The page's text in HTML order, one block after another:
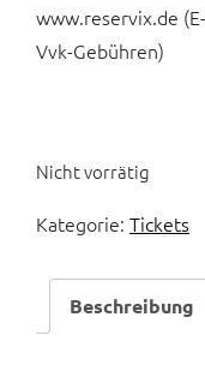
www.reservix.de
Vvk-Gebühren)
Nicht vorrätig
Kategorie: Tickets
Beschreibung